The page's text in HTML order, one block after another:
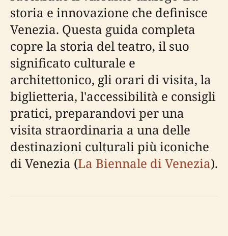
storia e innovazione che definisce
Venezia. Questa guida completa
copre la storia del teatro, il suo
significato culturale e
architettonico, gli orari di visita, la
biglietteria, l'accessibilità e consigli
pratici, preparandovi per una
visita straordinaria a una delle
destinazioni culturali più iconiche
di Venezia (La Biennale di Venezia).